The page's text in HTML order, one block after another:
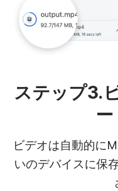
ステップ3.
ビデオは自動的に
いのデバイスに保